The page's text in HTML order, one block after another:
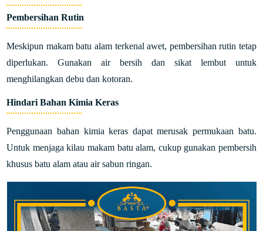
Pembersihan Rutin
Meskipun makam batu alam terkenal awet, pembersihan rutin tetap
diperlukan. Gunakan air bersih dan sikat lembut untuk
menghilangkan debu dan kotoran.
Hindari Bahan Kimia Keras
Penggunaan bahan kimia keras dapat merusak permukaan batu.
Untuk menjaga kilau makam batu alam, cukup gunakan pembersih
khusus batu alam atau air sabun ringan.